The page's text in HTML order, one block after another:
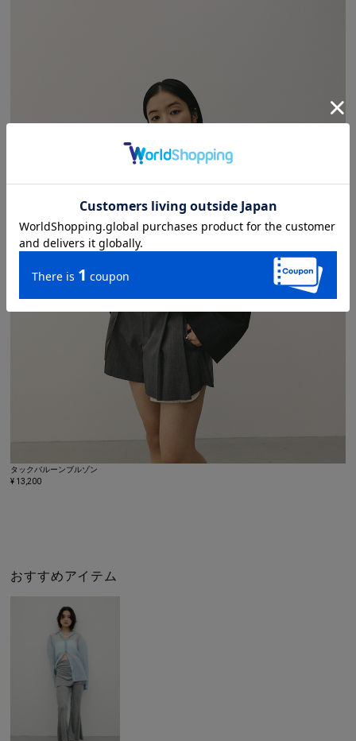
タックバルーンブルゾン
¥ 13,200
おすすめアイテム